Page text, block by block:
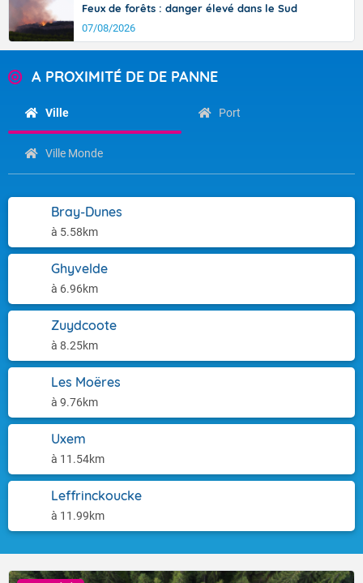
Feux de forêts : danger élevé dans le Sud
07/08/2026
A PROXIMITÉ DE DE PANNE
Ville Port
Ville Monde
Bray-Dunes
à 5.58km
Ghyvelde
à 6.96km
Zuydcoote
à 8.25km
Les Moëres
à 9.76km
Uxem
à 11.54km
Leffrinckoucke
à 11.99km